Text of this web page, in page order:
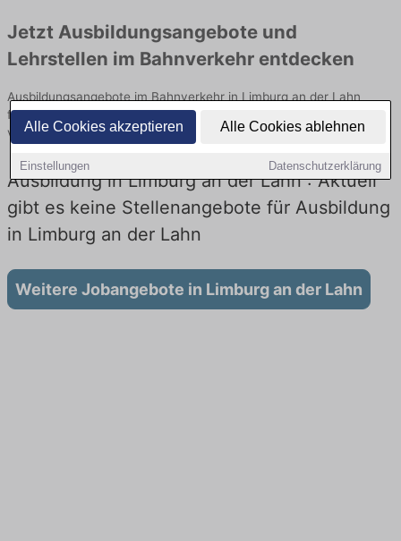
Alle Cookies akzeptieren Alle Cookies ablehnen
Einstellungen Datenschutzerklärung
Jetzt Ausbildungsangebote und
Lehrstellen im Bahnverkehr entdecken
Ausbildungsangebote im Bahnverkehr in Limburg an der Lahn
finden Sie von namhaften Firmen. Entdecken Sie freie Optionen
von Top-Arbeitgebern und bewerben Sie sich noch heute.
Ausbildung in Limburg an der Lahn : Aktuell
gibt es keine Stellenangebote für Ausbildung
in Limburg an der Lahn
Weitere Jobangebote in Limburg an der Lahn